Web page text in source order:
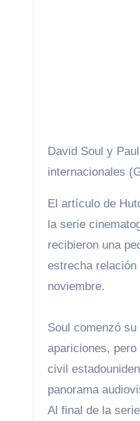
David Soul y
internacionales
El artículo de
la serie
recibieron una
estrecha relación
noviembre.
Soul comenzó
apariciones,
civil
panorama
Al final de la